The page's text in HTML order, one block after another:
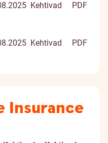
Kehtivad PDF
Kehtivad PDF
Insurance